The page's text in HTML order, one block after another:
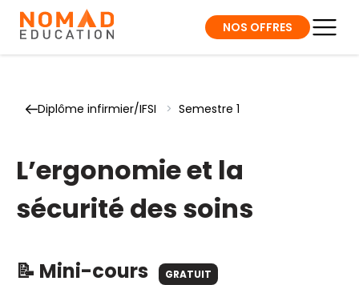
NOS OFFRES
Diplôme infirmier/IFSI > Semestre 1
L’ergonomie et la
sécurité des soins
📝 Mini-cours GRATUIT